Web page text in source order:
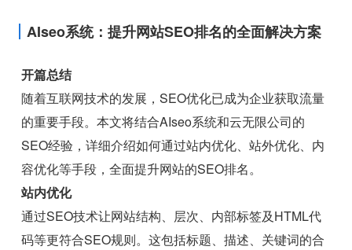
AIseo系统：提升网站SEO排名的全面解决方案
开篇总结
随着互联网技术的发展，SEO优化已成为企业获取流量
的重要手段。本文将结合AIseo系统和云无限公司的
SEO经验，详细介绍如何通过站内优化、站外优化、内
容优化等手段，全面提升网站的SEO排名。
站内优化
通过SEO技术让网站结构、层次、内部标签及HTML代
码等更符合SEO规则。这包括标题、描述、关键词的合